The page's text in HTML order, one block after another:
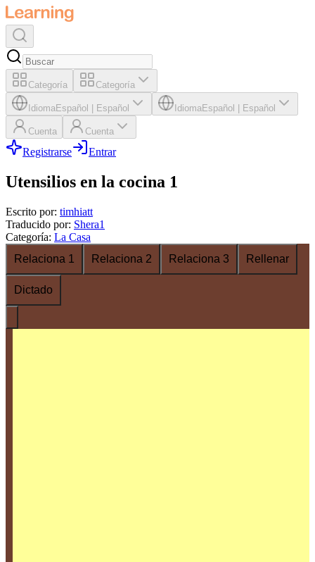
Categoría Categoría
IdiomaEspañol Español IdiomaEspañol Español
Cuenta Cuenta
Registrarse Entrar
Utensilios en la cocina 1
Escrito por: timhiatt
Traducido por: Shera1
Categoría: La Casa
Relaciona 1
Relaciona 2 Relaciona 3 Rellenar
Dictado